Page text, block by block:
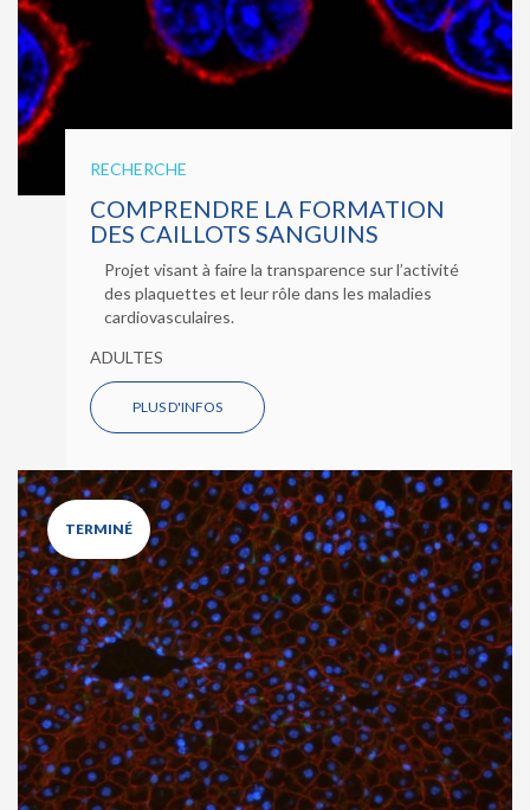
RECHERCHE
COMPRENDRE LA FORMATION
DES CAILLOTS SANGUINS
Projet visant à faire la transparence sur l’activité
des plaquettes et leur rôle dans les maladies
cardiovasculaires.
ADULTES
PLUS D'INFOS
TERMINÉ